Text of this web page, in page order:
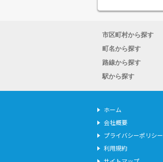
市区町村から探す
町名から探す
路線から探す
駅から探す
ホーム
会社概要
プライバシーポリシー
利用規約